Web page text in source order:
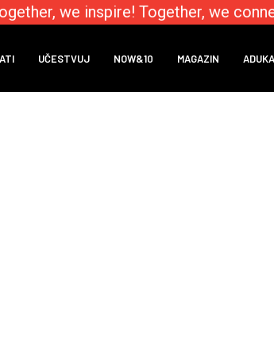
we inspire! Together, we
UČESTVUJ NOW&10 MAGAZIN